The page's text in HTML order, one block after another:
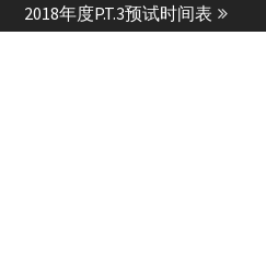
Next
post:
2018年度P.T.3预试时间表